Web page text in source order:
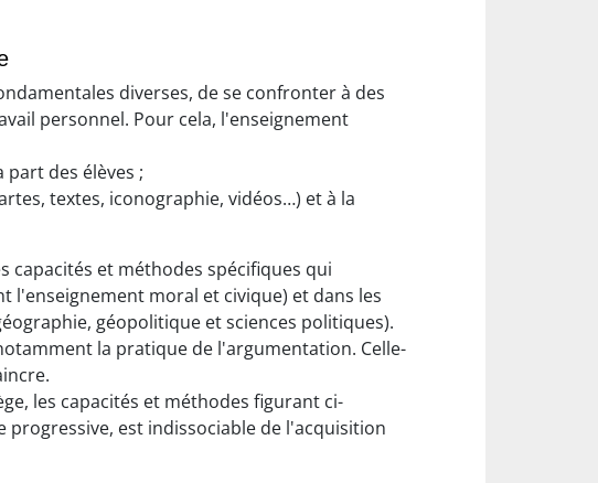
diverses, de se confronter à des
personnel. Pour cela, l'enseignement
des élèves ;
textes, iconographie, vidéos…) et à la
capacités et méthodes spécifiques qui
l'enseignement moral et civique) et dans les
géopolitique et sciences politiques).
la pratique de l'argumentation. Celle-
les capacités et méthodes figurant ci-
progressive, est indissociable de l'acquisition